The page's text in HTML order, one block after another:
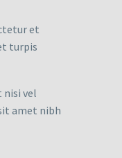
et
turpis
nisi vel
amet nibh